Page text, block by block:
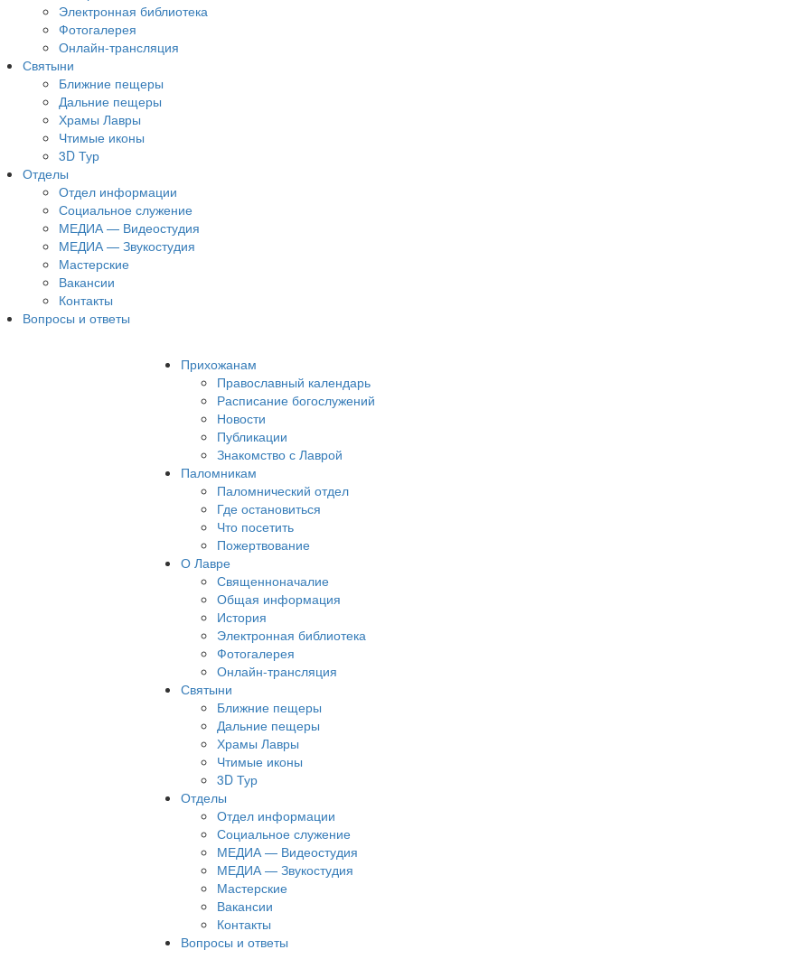
Электронная библиотека
Фотогалерея
Онлайн-трансляция
Святыни
Ближние пещеры
Дальние пещеры
Храмы Лавры
Чтимые иконы
3D Тур
Отделы
Отдел информации
Социальное служение
МЕДИА — Видеостудия
МЕДИА — Звукостудия
Мастерские
Вакансии
Контакты
Вопросы и ответы
Прихожанам
Православный календарь
Расписание богослужений
Новости
Публикации
Знакомство с Лаврой
Паломникам
Паломнический отдел
Где остановиться
Что посетить
Пожертвование
О Лавре
Священноначалие
Общая информация
История
Электронная библиотека
Фотогалерея
Онлайн-трансляция
Святыни
Ближние пещеры
Дальние пещеры
Храмы Лавры
Чтимые иконы
3D Тур
Отделы
Отдел информации
Социальное служение
МЕДИА — Видеостудия
МЕДИА — Звукостудия
Мастерские
Вакансии
Контакты
Вопросы и ответы